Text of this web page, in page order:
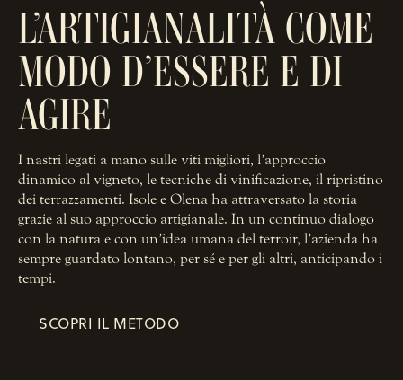
L’ARTIGIANALITÀ COME
MODO D’ESSERE E DI
AGIRE
I nastri legati a mano sulle viti migliori, l’approccio
dinamico al vigneto, le tecniche di vinificazione, il ripristino
dei terrazzamenti. Isole e Olena ha attraversato la storia
grazie al suo approccio artigianale. In un continuo dialogo
con la natura e con un’idea umana del terroir, l’azienda ha
sempre guardato lontano, per sé e per gli altri, anticipando i
tempi.
SCOPRI IL METODO